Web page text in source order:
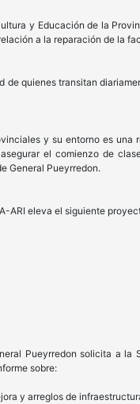
y Educación de la
a la reparación de la
quienes transitan
y su entorno es una
el comienzo de
General Pueyrredon.
ARI eleva el siguiente
Pueyrredon solicita a
sobre:
y arreglos de